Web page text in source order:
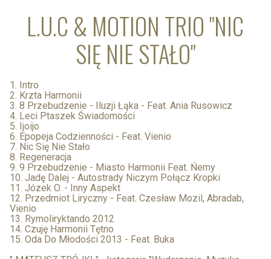
L.U.C & MOTION TRIO "NIC
SIĘ NIE STAŁO"
1. Intro
2. Krzta Harmonii
3. 8 Przebudzenie - Iluzji Łąka - Feat. Ania Rusowicz
4. Leci Ptaszek Świadomości
5. Ijoijo
6. Epopeja Codzienności - Feat. Vienio
7. Nic Się Nie Stało
8. Regeneracja
9. 9 Przebudzenie - Miasto Harmonii Feat. Ńemy
10. Jadę Dalej - Autostrady Niczym Połącz Kropki
11. Józek O. - Inny Aspekt
12. Przedmiot Liryczny - Feat. Czesław Mozil, Abradab,
Vienio
13. Rymoliryktando 2012
14. Czuję Harmonii Tętno
15. Oda Do Młodości 2013 - Feat. Buka